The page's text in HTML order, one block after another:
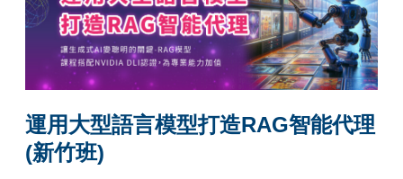
運用大型語言模型打造RAG智能代理
(新竹班)